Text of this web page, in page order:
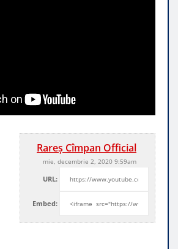
Rareș Cîmpan Official
mie, decembrie 2, 2020 9:59am
URL:
Embed: